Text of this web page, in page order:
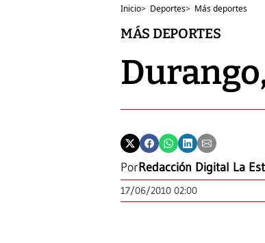
Inicio> Deportes> Más deportes
MÁS DEPORTES
PorRedacción Digital La
17/06/2010 02:00